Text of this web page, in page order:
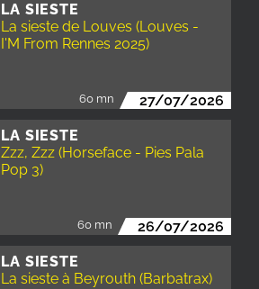
LA SIESTE
La sieste de Louves (Louves -
I'M From Rennes 2025)
60 mn 27/07/2026
LA SIESTE
Zzz, Zzz (Horseface - Pies Pala
Pop 3)
60 mn 26/07/2026
LA SIESTE
La sieste à Beyrouth (Barbatrax)